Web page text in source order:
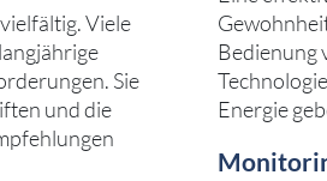
Viele
Sie
und die
Bedienung
Energie